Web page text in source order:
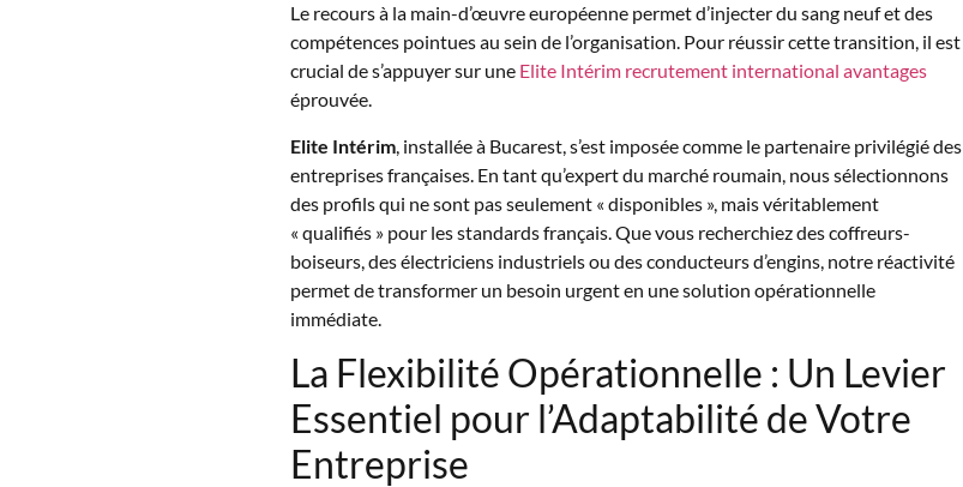
Le recours à la main-d’œuvre européenne permet d’injecter du sang neuf et des
compétences pointues au sein de l’organisation. Pour réussir cette transition, il est
crucial de s’appuyer sur une Elite Intérim recrutement international avantages
éprouvée.
Elite Intérim, installée à Bucarest, s’est imposée comme le partenaire privilégié des
entreprises françaises. En tant qu’expert du marché roumain, nous sélectionnons
des profils qui ne sont pas seulement « disponibles », mais véritablement
« qualifiés » pour les standards français. Que vous recherchiez des coffreurs-
boiseurs, des électriciens industriels ou des conducteurs d’engins, notre réactivité
permet de transformer un besoin urgent en une solution opérationnelle
immédiate.
La Flexibilité Opérationnelle : Un Levier
Essentiel pour l’Adaptabilité de Votre
Entreprise